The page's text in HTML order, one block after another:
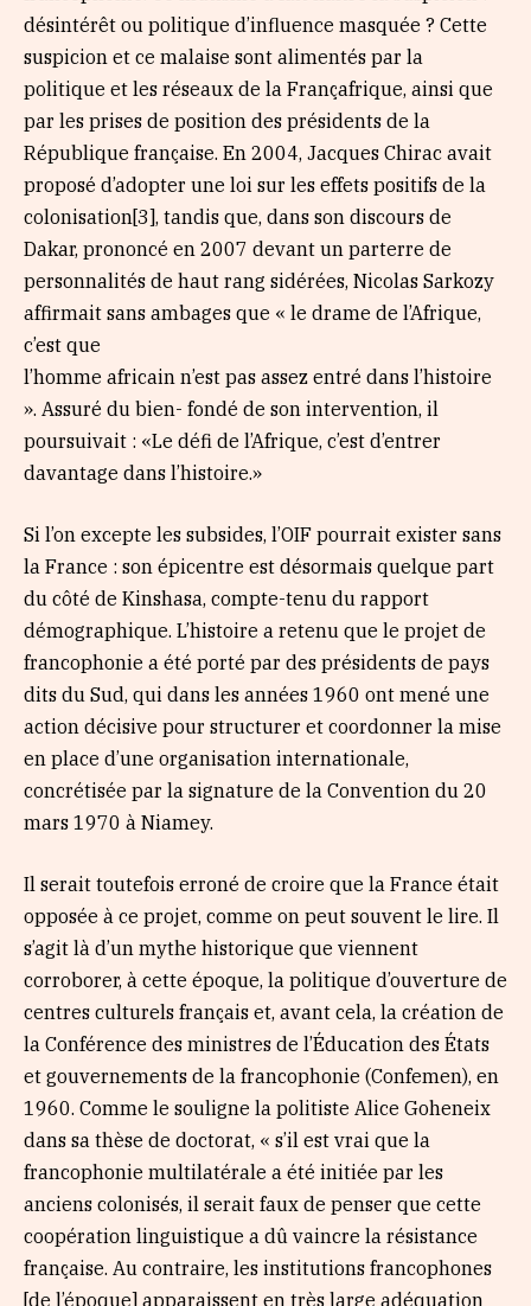
désintérêt ou politique d’influence masquée ? Cette
suspicion et ce malaise sont alimentés par la
politique et les réseaux de la Françafrique, ainsi que
par les prises de position des présidents de la
République française. En 2004, Jacques Chirac avait
proposé d’adopter une loi sur les effets positifs de la
colonisation[3], tandis que, dans son discours de
Dakar, prononcé en 2007 devant un parterre de
personnalités de haut rang sidérées, Nicolas Sarkozy
affirmait sans ambages que « le drame de l’Afrique,
c’est que
l’homme africain n’est pas assez entré dans l’histoire
». Assuré du bien- fondé de son intervention, il
poursuivait : «Le défi de l’Afrique, c’est d’entrer
davantage dans l’histoire.»
Si l’on excepte les subsides, l’OIF pourrait exister sans
la France : son épicentre est désormais quelque part
du côté de Kinshasa, compte-tenu du rapport
démographique. L’histoire a retenu que le projet de
francophonie a été porté par des présidents de pays
dits du Sud, qui dans les années 1960 ont mené une
action décisive pour structurer et coordonner la mise
en place d’une organisation internationale,
concrétisée par la signature de la Convention du 20
mars 1970 à Niamey.
Il serait toutefois erroné de croire que la France était
opposée à ce projet, comme on peut souvent le lire. Il
s’agit là d’un mythe historique que viennent
corroborer, à cette époque, la politique d’ouverture de
centres culturels français et, avant cela, la création de
la Conférence des ministres de l’Éducation des États
et gouvernements de la francophonie (Confemen), en
1960. Comme le souligne la politiste Alice Goheneix
dans sa thèse de doctorat, « s’il est vrai que la
francophonie multilatérale a été initiée par les
anciens colonisés, il serait faux de penser que cette
coopération linguistique a dû vaincre la résistance
française. Au contraire, les institutions francophones
[de l’époque] apparaissent en très large adéquation